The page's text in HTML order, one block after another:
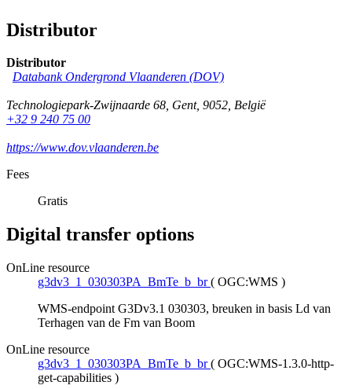
Distributor
Distributor
Databank Ondergrond Vlaanderen (DOV)
Technologiepark-Zwijnaarde 68, Gent, 9052, België
+32 9 240 75 00
https://www.dov.vlaanderen.be
Fees
Gratis
Digital transfer options
OnLine resource
g3dv3_1_030303PA_BmTe_b_br ( OGC:WMS )
WMS-endpoint G3Dv3.1 030303, breuken in basis Ld van
Terhagen van de Fm van Boom
OnLine resource
g3dv3_1_030303PA_BmTe_b_br ( OGC:WMS-1.3.0-http-
get-capabilities )